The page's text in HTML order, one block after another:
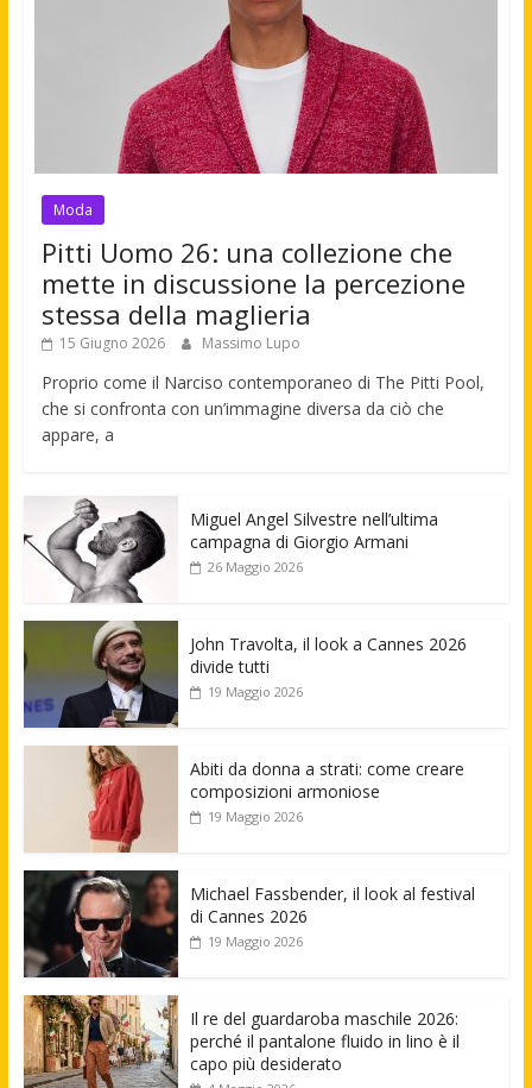
Moda
Pitti Uomo 26: una collezione che
mette in discussione la percezione
stessa della maglieria
15 Giugno 2026 Massimo Lupo
Proprio come il Narciso contemporaneo di The Pitti Pool,
che si confronta con un’immagine diversa da ciò che
appare, a
Miguel Angel Silvestre nell’ultima
campagna di Giorgio Armani
26 Maggio 2026
John Travolta, il look a Cannes 2026
divide tutti
19 Maggio 2026
Abiti da donna a strati: come creare
composizioni armoniose
19 Maggio 2026
Michael Fassbender, il look al festival
di Cannes 2026
19 Maggio 2026
Il re del guardaroba maschile 2026:
perché il pantalone fluido in lino è il
capo più desiderato